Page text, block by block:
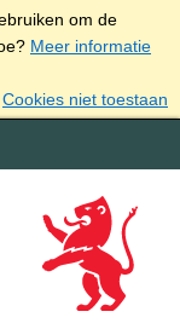
om de
Meer informatie
Cookies niet toestaan